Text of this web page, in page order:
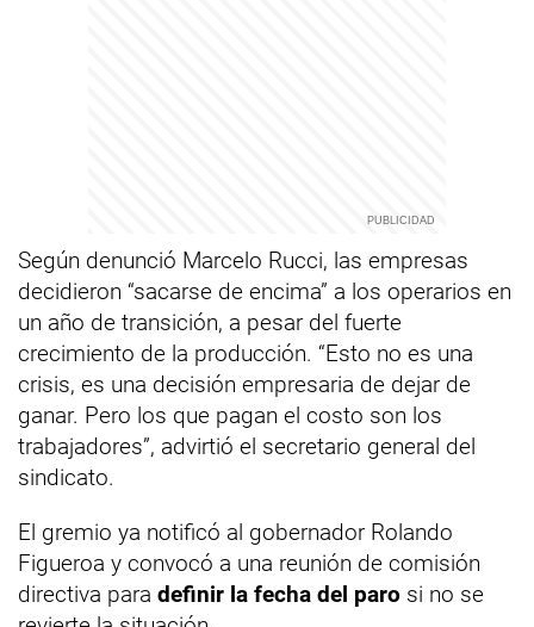
Según denunció Marcelo Rucci, las empresas
decidieron “sacarse de encima” a los operarios en
un año de transición, a pesar del fuerte
crecimiento de la producción. “Esto no es una
crisis, es una decisión empresaria de dejar de
ganar. Pero los que pagan el costo son los
trabajadores”, advirtió el secretario general del
sindicato.
El gremio ya notificó al gobernador Rolando
Figueroa y convocó a una reunión de comisión
directiva para definir la fecha del paro si no se